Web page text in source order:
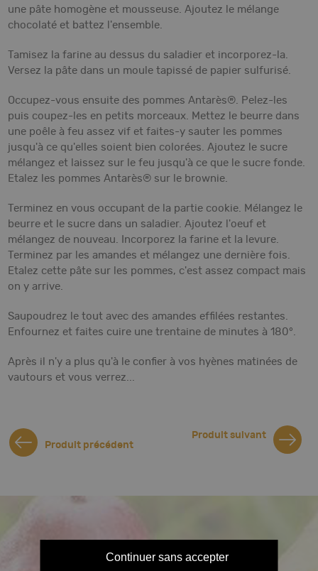
une pâte homogène et mousseuse. Ajoutez le mélange
chocolaté et battez l'ensemble.
Tamisez la farine au dessus du saladier et incorporez-la.
Versez la pâte dans un moule tapissé de papier sulfurisé.
Occupez-vous ensuite des pommes Antarès®. Pelez-les
puis coupez-les en petits morceaux. Mettez le beurre dans
une poêle à feu assez vif et faites-y sauter les pommes
jusqu'à ce qu'elles soient bien colorées. Ajoutez le sucre
mélangez et laissez sur le feu jusqu'à ce que le sucre fonde.
Etalez les pommes Antarès® sur le brownie.
Terminez en vous occupant de la partie cookie. Mélangez le
beurre et le sucre dans un saladier. Ajoutez l'oeuf et
mélangez de nouveau. Incorporez la farine et la levure.
Terminez par les amandes et mélangez une dernière fois.
Etalez cette pâte sur les pommes, c'est assez compact mais
on y arrive.
Saupoudrez le tout avec des amandes effilées restantes.
Enfournez et faites cuire une trentaine de minutes à 180°.
Après il n'y a plus qu'à le confier à vos hyènes matinées de
vautours et vous verrez...
Produit précédent
Produit suivant
Craquez pour
Continuer sans accepter